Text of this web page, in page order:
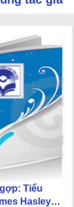
Tiểu
Hasley